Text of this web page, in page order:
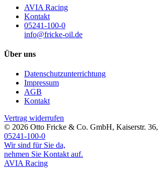
AVIA Racing
Kontakt
05241-100-0
info@fricke-oil.de
Über uns
Datenschutzunterrichtung
Impressum
AGB
Kontakt
Vertrag widerrufen
© 2026 Otto Fricke & Co. GmbH, Kaiserstr. 36,
05241-100-0
Wir sind für Sie da,
nehmen Sie Kontakt auf.
AVIA Racing